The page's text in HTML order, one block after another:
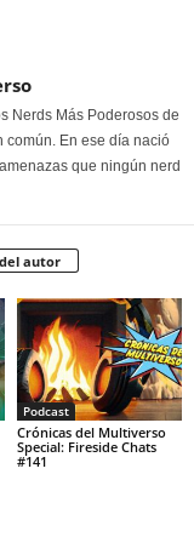
Nerds Más Poderosos de
común. En ese día nació
que ningún nerd
autor
Podcast
Crónicas del Multiverso
Special: Fireside Chats
#141